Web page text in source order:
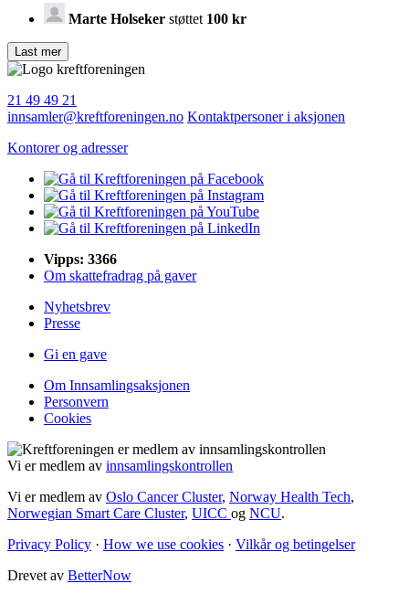
Marte Holseker støttet 100 kr
21 49 49 21
innsamler@kreftforeningen.no Kontaktpersoner i aksjonen
Kontorer og adresser
Vipps: 3366
Om skattefradrag på gaver
Nyhetsbrev
Presse
Gi en gave
Om Innsamlingsaksjonen
Personvern
Cookies
Vi er medlem av innsamlingskontrollen
Vi er medlem av Oslo Cancer Cluster, Norway Health Tech,
Norwegian Smart Care Cluster, UICC og NCU.
Privacy Policy · How we use cookies · Vilkår og betingelser
Drevet av BetterNow